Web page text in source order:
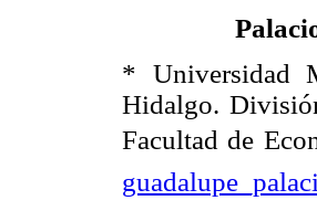
* Universidad
Hidalgo.
Facultad de